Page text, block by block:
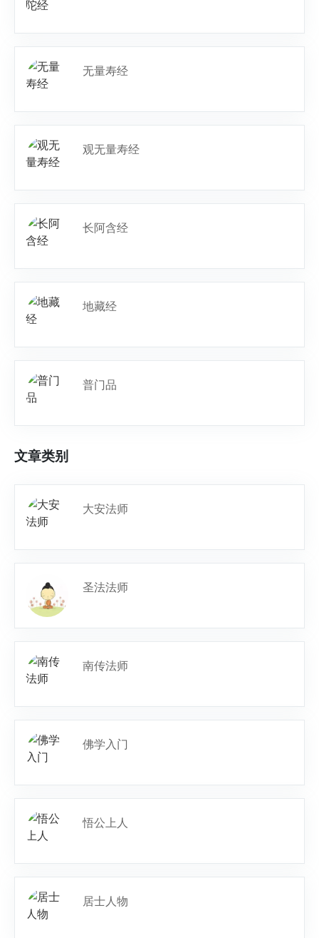
无量寿经
观无量寿经
长阿含经
地藏经
普门品
文章类别
大安法师
圣法法师
南传法师
佛学入门
悟公上人
居士人物